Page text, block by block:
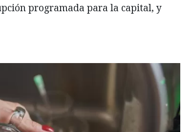
programada para la capital, y